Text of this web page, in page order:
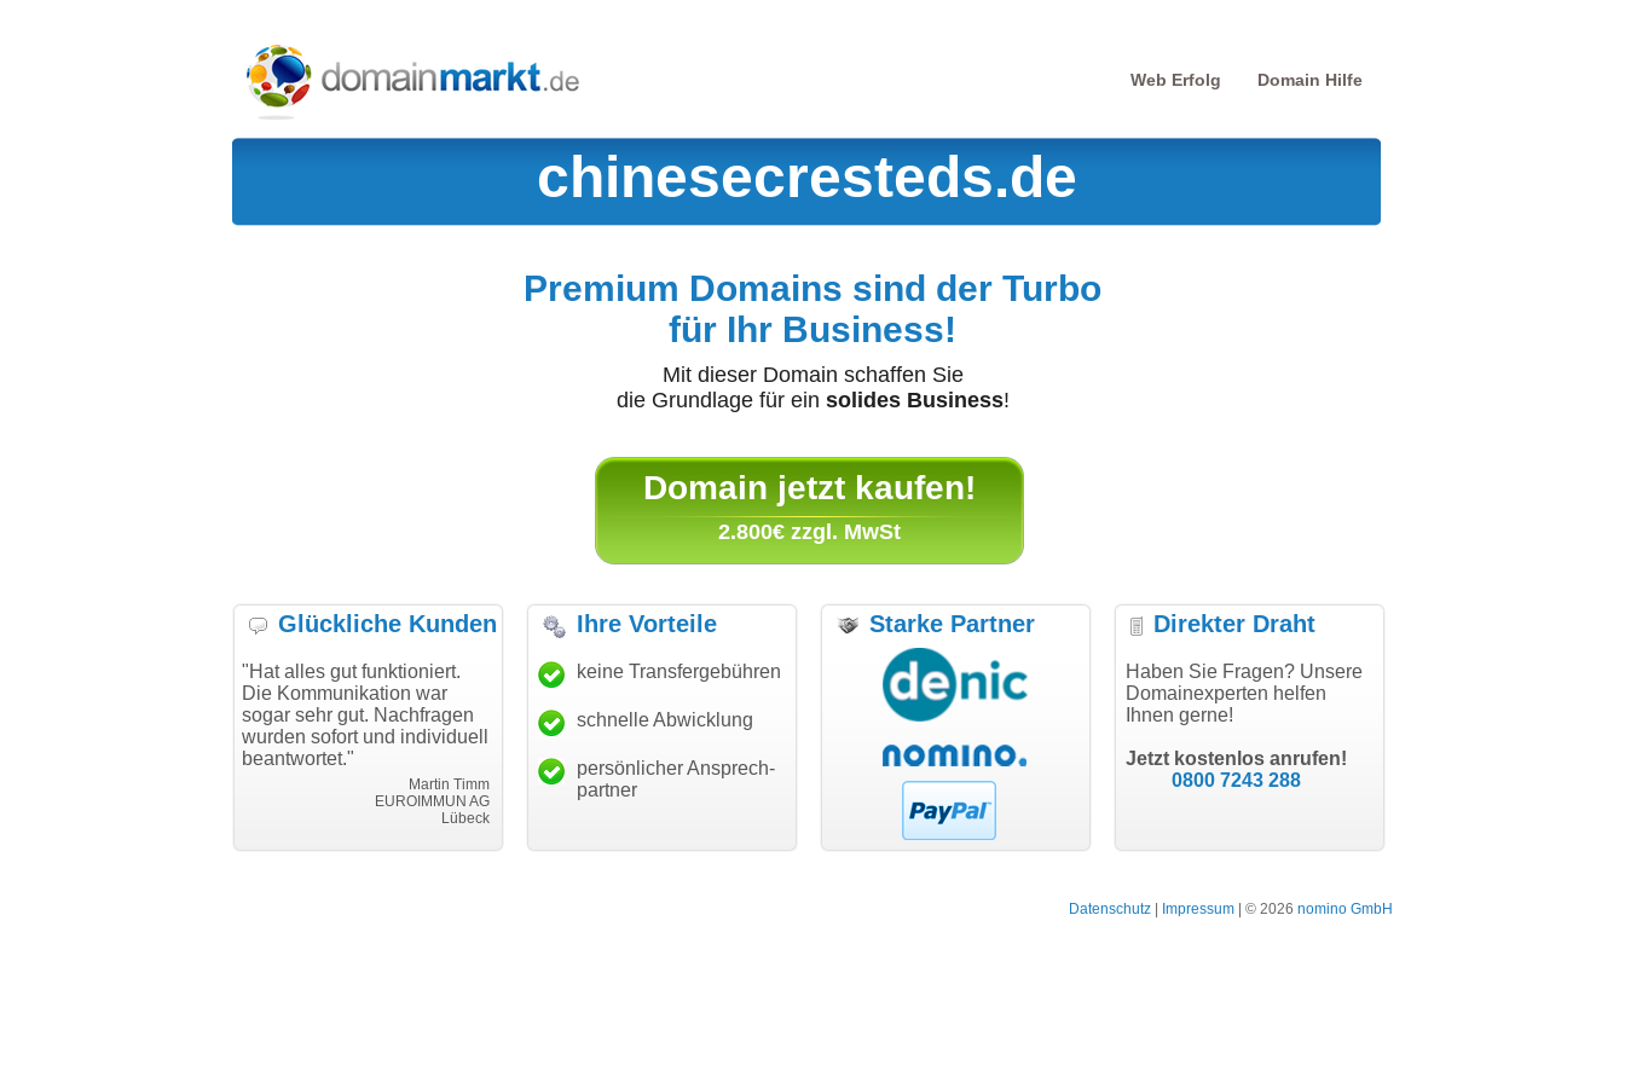
Web Erfolg Domain Hilfe
chinesecresteds.de
Premium Domains sind der Turbo
für Ihr Business!
Mit dieser Domain schaffen Sie
die Grundlage für ein solides Business!
Domain jetzt kaufen!
2.800€ zzgl. MwSt
Glückliche Kunden
"Hat alles gut funktioniert.
Die Kommunikation war
sogar sehr gut. Nachfragen
wurden sofort und individuell
beantwortet."
Martin Timm
EUROIMMUN AG
"Danke für den schnellen
Transfer und guten Service!"
Thomas Schäfer
i can eckert communication GmbH
"Ich bin dankbar, meine
Wunschdomain gefunden zu
haben. Die Domain passt für
mein Business und mich
hundertprozentig."
Janina Köck
Leben im Einklang
leben-im-einklang.de
Köln
"Super Abwicklung, vielen
Dank!"
modern software GbR
Landau an der Isar
"Vielen Dank für den
AuthCode - hat alles prima
Ihre Vorteile
keine Transfergebühren
schnelle Abwicklung
persönlicher Ansprech-
partner
Starke Partner Direkter Draht
Haben Sie Fragen? Unsere
Domainexperten helfen
Ihnen gerne!
Jetzt kostenlos anrufen!
0800 7243 288
Datenschutz Impressum | © 2026 nomino GmbH